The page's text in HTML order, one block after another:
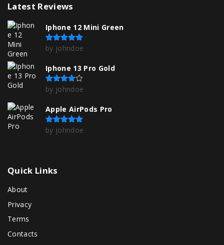
Latest Reviews
Iphone 12 Mini Green
Rated5out of 5
by johndoe
Iphone 13 Pro Gold
Rated4out of 5
by johndoe
Apple AirPods Pro
Rated5out of 5
by johndoe
Quick Links
About
Privacy
Terms
Contacts